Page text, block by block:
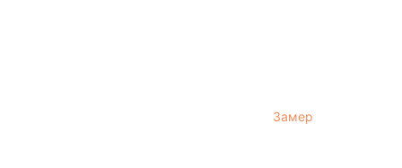
Замер